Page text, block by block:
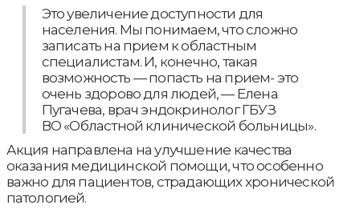
Это увеличение доступности для
населения. Мы понимаем, что сложно
записать на прием к областным
специалистам. И, конечно, такая
возможность — попасть на прием- это
очень здорово для людей, — Елена
Пугачева, врач эндокринолог ГБУЗ
ВО «Областной клинической больницы».
Акция направлена на улучшение качества
оказания медицинской помощи, что особенно
важно для пациентов, страдающих хронической
патологией.